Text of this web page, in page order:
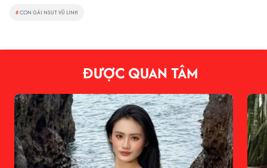
#CON GÁI NSUT VŨ LINH
ĐƯỢC QUAN TÂM